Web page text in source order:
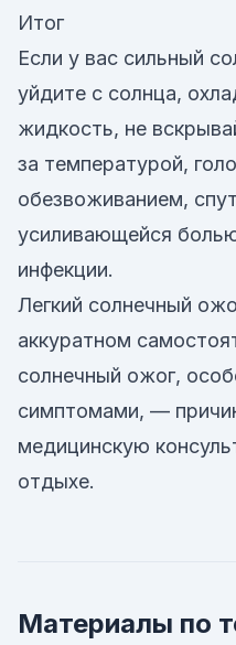
Итог
Если у вас сильный
уйдите с солнца,
жидкость, не
за температурой,
обезвоживанием,
усиливающейся
инфекции.
Легкий солнечный
аккуратном
солнечный ожог,
симптомами, —
медицинскую
отдыхе.
Материалы по